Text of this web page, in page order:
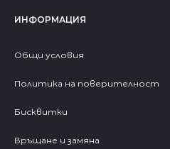
ИНФОРМАЦИЯ
Общи условия
Политика на поверителност
Бисквитки
Връщане и замяна